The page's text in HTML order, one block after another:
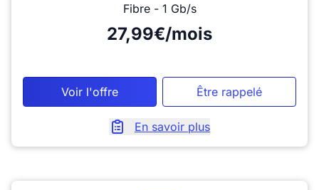
Fibre - 1 Gb/s
27,99€/mois
Voir l'offre Être rappelé
En savoir plus